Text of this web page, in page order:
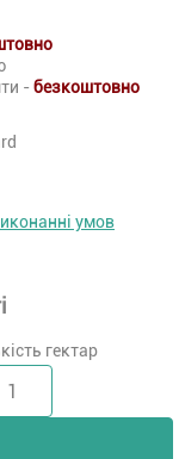
- безкоштовно
умов
гектар